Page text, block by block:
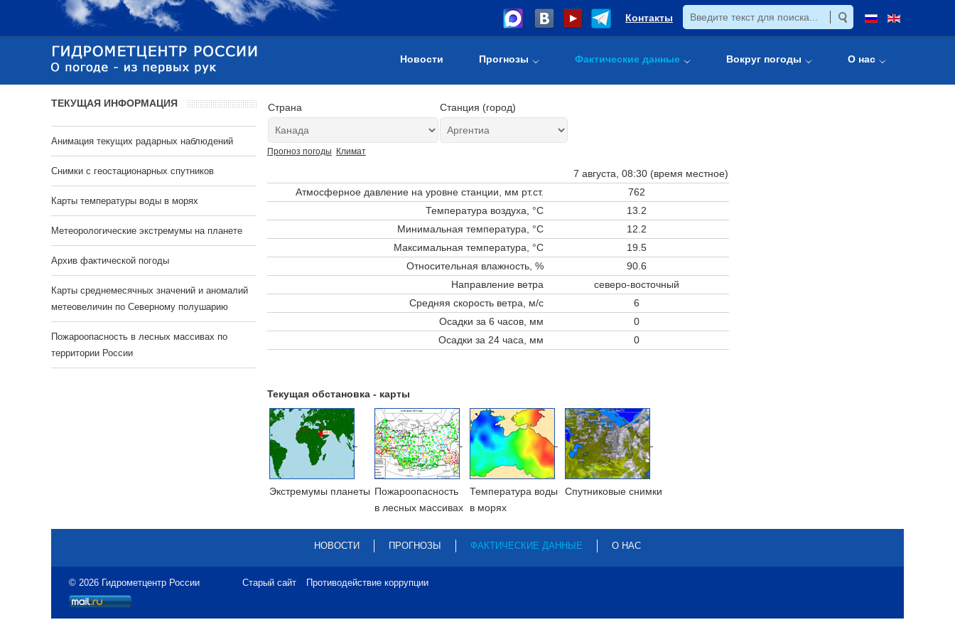
Контакты
Новости Прогнозы Фактические данные Вокруг погоды О нас
Страна Станция (город)
Прогноз погоды Климат
7 августа, 08:30 (время местное)
Атмосферное давление на уровне станции, мм рт.ст.
762
Температура воздуха, °C
13.2
Минимальная температура, °C
12.2
Максимальная температура, °C
19.5
Относительная влажность, %
90.6
Направление ветра
северо-восточный
Средняя скорость ветра, м/с
6
Осадки за 6 часов, мм
0
Осадки за 24 часа, мм
0
Текущая обстановка - карты
Экстремумы планеты Пожароопасность
в лесных массивах
Температура воды
в морях
Cпутниковые снимки
ТЕКУЩАЯ ИНФОРМАЦИЯ
Анимация текущих радарных наблюдений
Cнимки с геостационарных спутников
Карты температуры воды в морях
Метеорологические экстремумы на планете
Архив фактической погоды
Карты среднемесячных значений и аномалий
метеовеличин по Северному полушарию
Пожароопасность в лесных массивах по
территории России
НОВОСТИ ПРОГНОЗЫ ФАКТИЧЕСКИЕ ДАННЫЕ О НАС
© 2026 Гидрометцентр России Старый сайт Противодействие коррупции